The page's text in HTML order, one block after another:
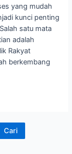
yang mudah
kunci penting
satu mata
adalah
Rakyat
berkembang
Cari